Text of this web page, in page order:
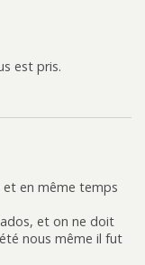
est pris.
et en même temps
et on ne doit